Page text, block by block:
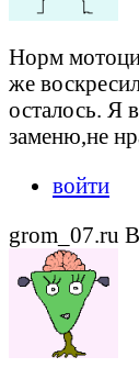
Норм
же
осталось. Я
заменю,не
войти
grom_07.ru